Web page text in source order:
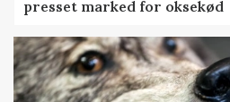
presset marked for oksekød